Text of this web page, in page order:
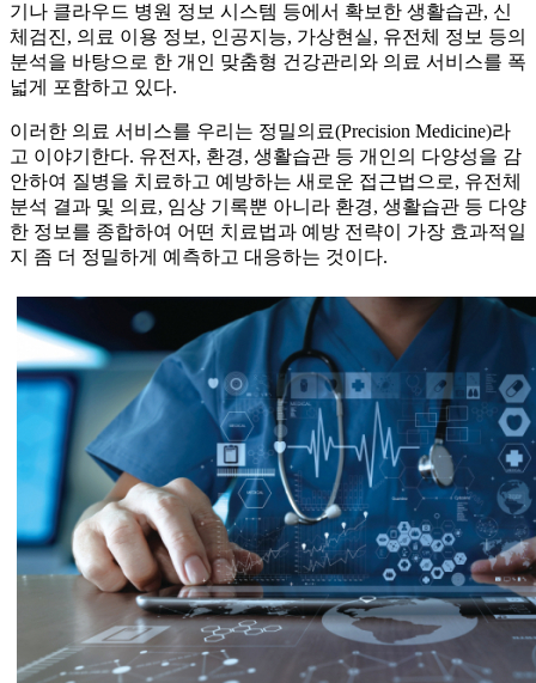
기나 클라우드 병원 정보 시스템 등에서 확보한 생활습관, 신
체검진, 의료 이용 정보, 인공지능, 가상현실, 유전체 정보 등의
분석을 바탕으로 한 개인 맞춤형 건강관리와 의료 서비스를 폭
넓게 포함하고 있다.
이러한 의료 서비스를 우리는 정밀의료(Precision Medicine)라
고 이야기한다. 유전자, 환경, 생활습관 등 개인의 다양성을 감
안하여 질병을 치료하고 예방하는 새로운 접근법으로, 유전체
분석 결과 및 의료, 임상 기록뿐 아니라 환경, 생활습관 등 다양
한 정보를 종합하여 어떤 치료법과 예방 전략이 가장 효과적일
지 좀 더 정밀하게 예측하고 대응하는 것이다.